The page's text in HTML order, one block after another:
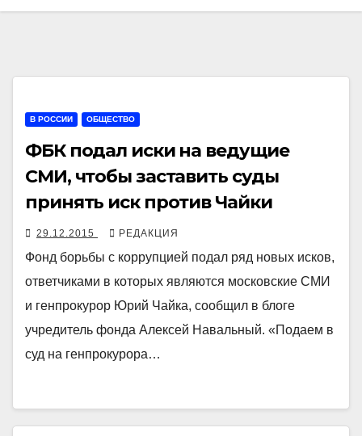
В РОССИИ ОБЩЕСТВО
ФБК подал иски на ведущие
СМИ, чтобы заставить суды
принять иск против Чайки
29.12.2015 РЕДАКЦИЯ
Фонд борьбы с коррупцией подал ряд новых исков,
ответчиками в которых являются московские СМИ
и генпрокурор Юрий Чайка, сообщил в блоге
учредитель фонда Алексей Навальный. «Подаем в
суд на генпрокурора…